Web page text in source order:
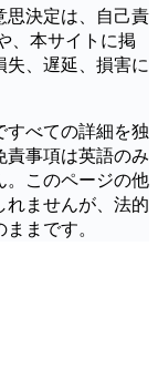
思決定は、自己責
、本サイトに掲
失、遅延、損害に
すべての詳細を独
責事項は英語のみ
。このページの他
れませんが、法的
まです。